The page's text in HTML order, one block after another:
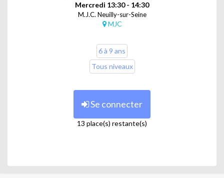
Mercredi 13:30 - 14:30
M.J.C. Neuilly-sur-Seine
MJC
6 à 9 ans
Tous niveaux
Se connecter
13 place(s) restante(s)